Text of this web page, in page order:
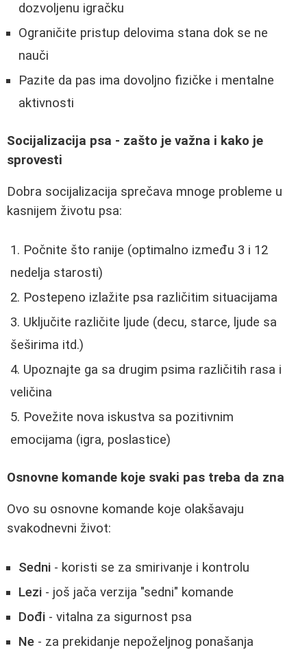
dozvoljenu igračku
Ograničite pristup delovima stana dok se ne
nauči
Pazite da pas ima dovoljno fizičke i mentalne
aktivnosti
Socijalizacija psa - zašto je važna i kako je
sprovesti
Dobra socijalizacija sprečava mnoge probleme u
kasnijem životu psa:
Počnite što ranije (optimalno između 3 i 12
nedelja starosti)
Postepeno izlažite psa različitim situacijama
Uključite različite ljude (decu, starce, ljude sa
šeširima itd.)
Upoznajte ga sa drugim psima različitih rasa i
veličina
Povežite nova iskustva sa pozitivnim
emocijama (igra, poslastice)
Osnovne komande koje svaki pas treba da zna
Ovo su osnovne komande koje olakšavaju
svakodnevni život:
Sedni - koristi se za smirivanje i kontrolu
Lezi - još jača verzija "sedni" komande
Dođi - vitalna za sigurnost psa
Ne - za prekidanje nepoželjnog ponašanja